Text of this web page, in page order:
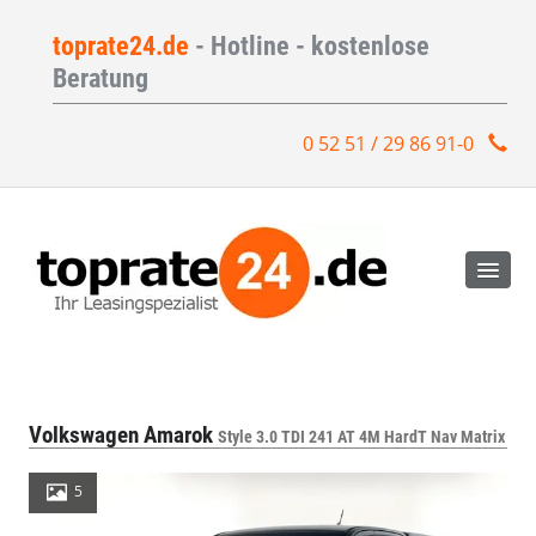
toprate24.de - Hotline - kostenlose
Beratung
0 52 51 / 29 86 91-0
Volkswagen Amarok Style 3.0 TDI 241 AT 4M HardT Nav Matrix
5